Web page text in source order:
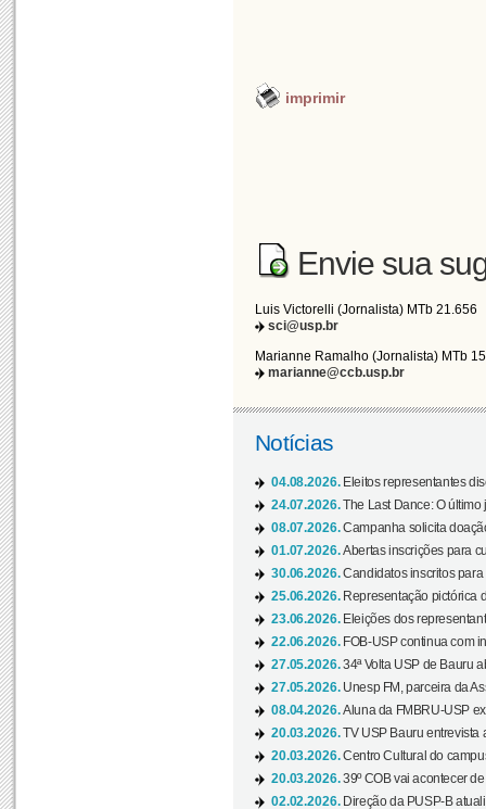
imprimir
Envie sua
Luis Victorelli (Jornalista) MTb 21.656
sci@usp.br
Marianne Ramalho (Jornalista) MTb
marianne@ccb.usp.br
Notícias
04.08.2026. Eleitos representantes
24.07.2026.The Last Dance: O
08.07.2026.Campanha solicita
01.07.2026.Abertas inscrições para
30.06.2026.Candidatos inscritos
25.06.2026. Representação pictórica
23.06.2026. Eleições dos
22.06.2026. FOB-USP continua com
27.05.2026.34ª Volta USP de Bauru
27.05.2026. Unesp FM, parceira da
08.04.2026.Aluna da FMBRU-USP
20.03.2026.TV USP Bauru entrevista
20.03.2026.Centro Cultural do
20.03.2026.39º COB vai acontecer
02.02.2026. Direção da PUSP-B